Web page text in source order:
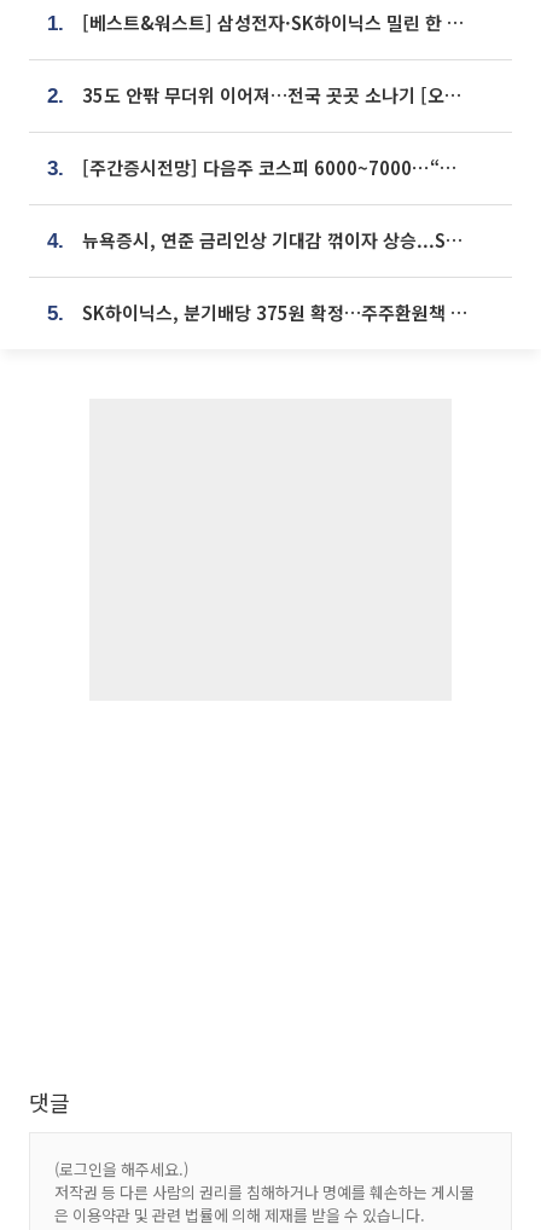
1. [베스트&워스트] 삼성전자·SK하이닉스 밀린 한 주…상상인증권은 85% 급등
2. 35도 안팎 무더위 이어져…전국 곳곳 소나기 [오늘 날씨]
3. [주간증시전망] 다음주 코스피 6000~7000⋯“外人 수급은 정책이 변수”
4. 뉴욕증시, 연준 금리인상 기대감 꺾이자 상승...S&P500 사상 최고치 [종합]
5. SK하이닉스, 분기배당 375원 확정…주주환원책 9월로 앞당겨 발표
댓글